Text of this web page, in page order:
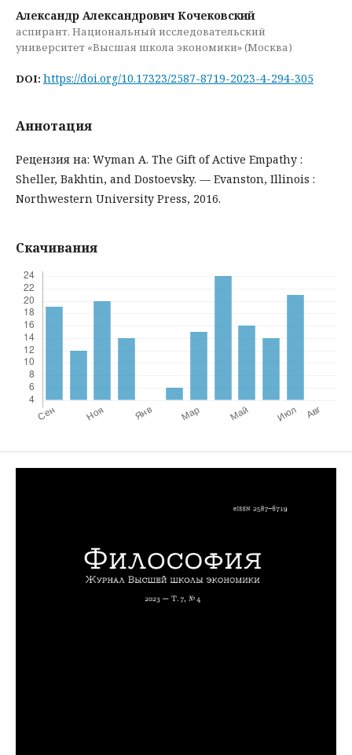
Александр Александрович Кочековский
аспирант, Национальный исследовательский
университет «Высшая школа экономики» (Москва)
DOI: https://doi.org/10.17323/2587-8719-2023-4-294-305
Аннотация
Рецензия на: Wyman A. The Gift of Active Empathy :
Sheller, Bakhtin, and Dostoevsky. — Evanston, Illinois :
Northwestern University Press, 2016.
Скачивания